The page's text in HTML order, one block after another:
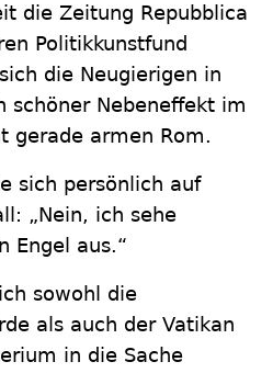
die Zeitung Repubblica
Politikkunstfund
die Neugierigen in
schöner Nebeneffekt im
gerade armen Rom.
sich persönlich auf
„Nein, ich sehe
Engel aus.“
sowohl die
als auch der Vatikan
in die Sache